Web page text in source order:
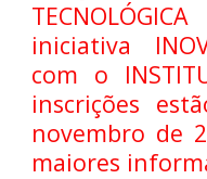
iniciativa
com o
inscrições
novembro de
maiores